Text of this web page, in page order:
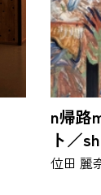
n帰路
ト／
位田 麗